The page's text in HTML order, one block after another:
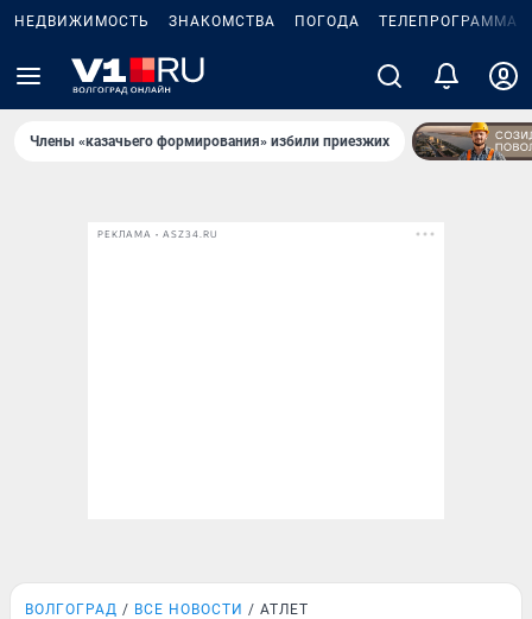
НЕДВИЖИМОСТЬ ЗНАКОМСТВА ПОГОДА ТЕЛЕПРОГРАММА
Члены «казачьего формирования» избили приезжих
РЕКЛАМА • ASZ34.RU
ВОЛГОГРАД ВСЕ НОВОСТИ АТЛЕТ